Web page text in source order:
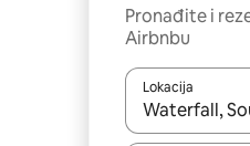
Pronađite i
Airbnbu
Lokacija
Kad rezultati